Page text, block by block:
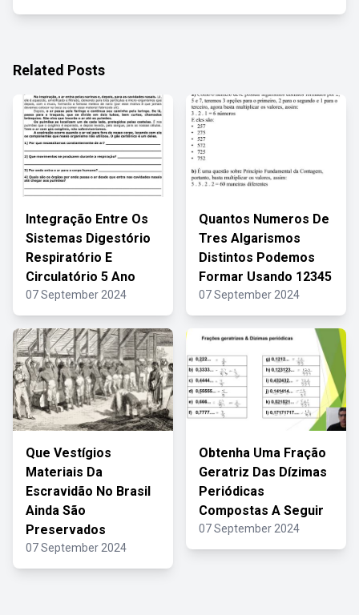
Related Posts
Integração Entre Os
Sistemas Digestório
Respiratório E
Circulatório 5 Ano
07 September 2024
Quantos Numeros De
Tres Algarismos
Distintos Podemos
Formar Usando 12345
07 September 2024
Que Vestígios
Materiais Da
Escravidão No Brasil
Ainda São
Preservados
07 September 2024
Obtenha Uma Fração
Geratriz Das Dízimas
Periódicas
Compostas A Seguir
07 September 2024